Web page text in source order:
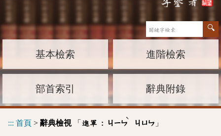
基本檢索 進階檢索
部首索引 辭典附錄
::: 首頁 > 辭典檢視「 進軍 : ㄐㄧㄣ
ˋ
ㄐㄩㄣ 」